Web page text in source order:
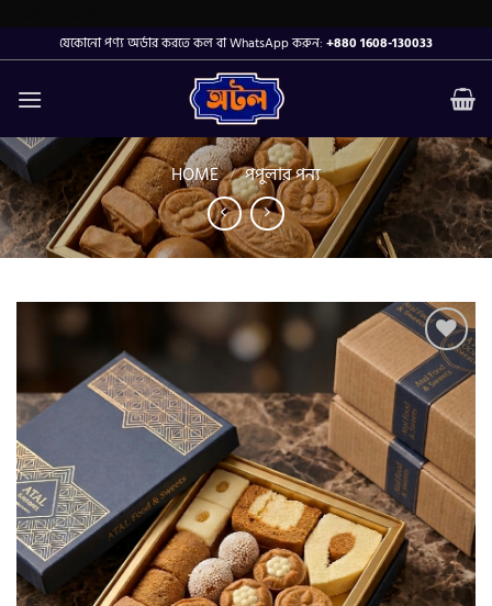
to
content
যেকোনো পণ্য অর্ডার করতে কল বা WhatsApp করুন: +880 1608-130033
HOME / পপুলার পন্য
Add to
wishlist